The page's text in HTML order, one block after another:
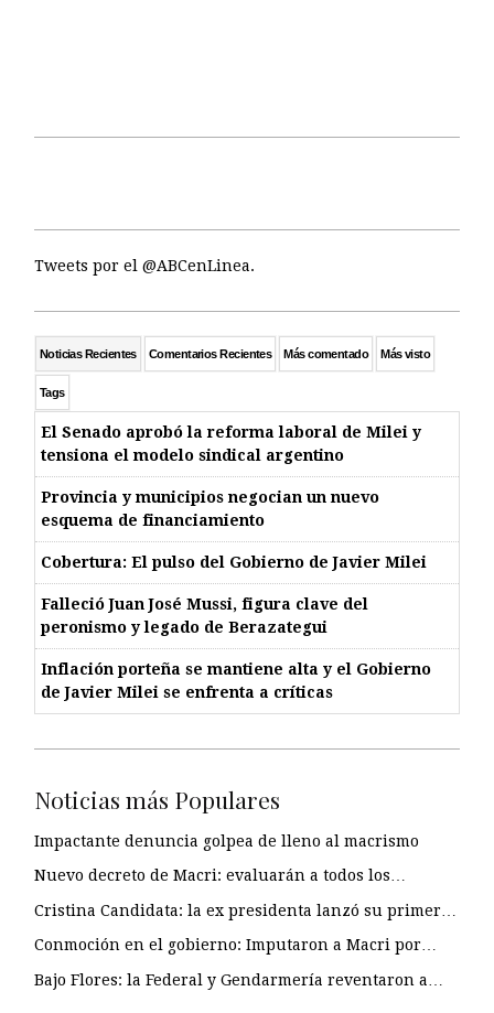
Tweets por el @ABCenLinea.
Noticias Recientes Comentarios Recientes Más comentado Más visto
Tags
El Senado aprobó la reforma laboral de Milei y
tensiona el modelo sindical argentino
Provincia y municipios negocian un nuevo
esquema de financiamiento
Cobertura: El pulso del Gobierno de Javier Milei
Falleció Juan José Mussi, figura clave del
peronismo y legado de Berazategui
Inflación porteña se mantiene alta y el Gobierno
de Javier Milei se enfrenta a críticas
Noticias más Populares
Impactante denuncia golpea de lleno al macrismo
Nuevo decreto de Macri: evaluarán a todos los…
Cristina Candidata: la ex presidenta lanzó su primer…
Conmoción en el gobierno: Imputaron a Macri por…
Bajo Flores: la Federal y Gendarmería reventaron a…